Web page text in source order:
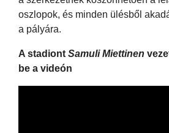
oszlopok, és minden ülésből
a pályára.
A stadiont Samuli Miettinen
be a videón